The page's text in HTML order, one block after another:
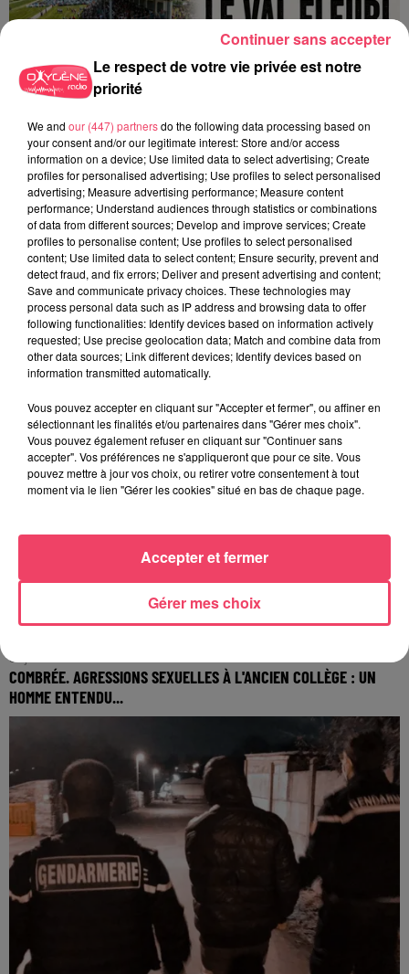
1er août 2026
PODCAST : L’HIPPODROME DE ROCHEFORT-SUR-LOIRE PRÊT À
RETROUVER SON...
31 juillet 2026
COMBRÉE. AGRESSIONS SEXUELLES À L'ANCIEN COLLÈGE : UN
HOMME ENTENDU...
Le respect de votre vie privée est notre
priorité
We and our (447) partnersdo the following data processing based on
your consent and/or our legitimate interest: Store and/or access
information on a device; Use limited data to select advertising; Create
profiles for personalised advertising; Use profiles to select personalised
advertising; Measure advertising performance; Measure content
performance; Understand audiences through statistics or combinations
of data from different sources; Develop and improve services; Create
profiles to personalise content; Use profiles to select personalised
content; Use limited data to select content; Ensure security, prevent and
detect fraud, and fix errors; Deliver and present advertising and content;
Save and communicate privacy choices. These technologies may
process personal data such as IP address and browsing data to offer
following functionalities: Identify devices based on information actively
requested; Use precise geolocation data; Match and combine data from
other data sources; Link different devices; Identify devices based on
information transmitted automatically.
Vous pouvez accepter en cliquant sur "Accepter et fermer", ou affiner en
sélectionnant les finalités et/ou partenaires dans "Gérer mes choix".
Vous pouvez également refuser en cliquant sur "Continuer sans
accepter". Vos préférences ne s'appliqueront que pour ce site. Vous
pouvez mettre à jour vos choix, ou retirer votre consentement à tout
moment via le lien "Gérer les cookies" situé en bas de chaque page.
Gérer mes choix
Accepter et fermer
Continuer sans accepter